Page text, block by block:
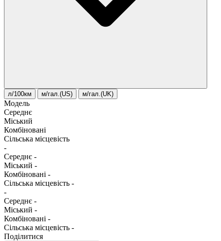
л/100км м/гал.(US) м/гал.(UK)
Модель
Середнє
Міський
Комбіновані
Сільська місцевість
-
Середнє -
Міський -
Комбіновані -
Сільська місцевість -
-
Середнє -
Міський -
Комбіновані -
Сільська місцевість -
Поділитися